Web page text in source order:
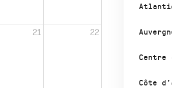
Côte
21 22